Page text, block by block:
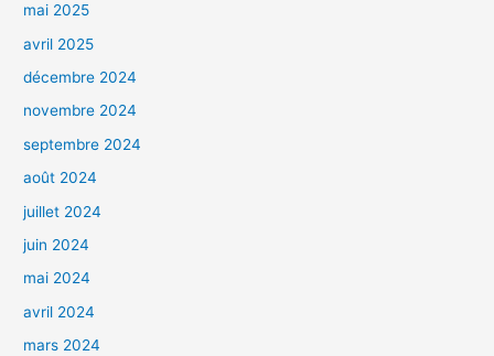
mai 2025
avril 2025
décembre 2024
novembre 2024
septembre 2024
août 2024
juillet 2024
juin 2024
mai 2024
avril 2024
mars 2024